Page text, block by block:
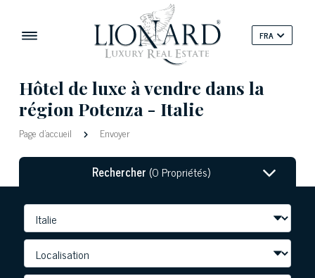
FRA
Hôtel de luxe à vendre dans la
région Potenza - Italie
Page d'accueil Envoyer
Rechercher (0 Propriétés)